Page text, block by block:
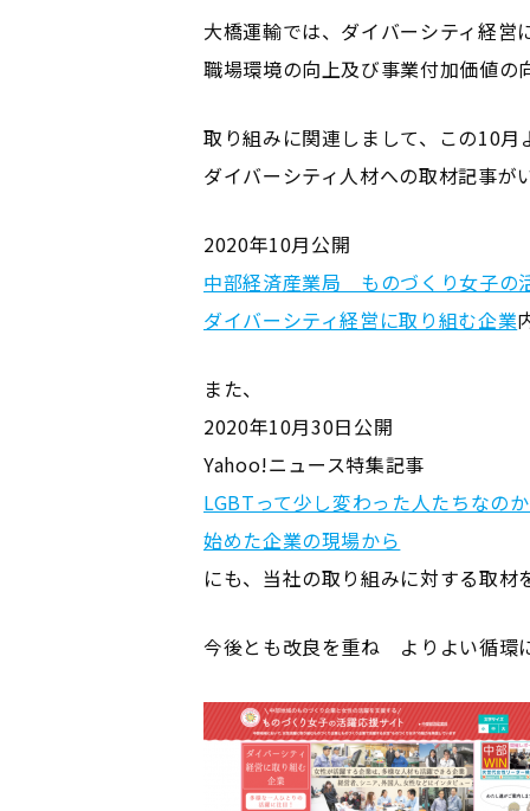
大橋運輸では、ダイバーシティ経営
職場環境の向上及び事業付加価値の
取り組みに関連しまして、この10月
ダイバーシティ人材への取材記事が
2020年10月公開
中部経済産業局 ものづくり女子の
ダイバーシティ経営に取り組む企業
また、
2020年10月30日公開
Yahoo!ニュース特集記事
LGBTって少し変わった人たちなの
始めた企業の現場から
にも、当社の取り組みに対する取材
今後とも改良を重ね よりよい循環